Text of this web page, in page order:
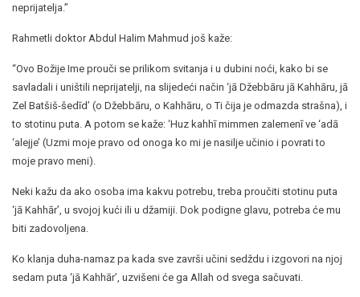
neprijatelja.”
Rahmetli doktor Abdul Halim Mahmud još kaže:
“Ovo Božije Ime prouči se prilikom svitanja i u dubini noći, kako bi se
savladali i uništili neprijatelji, na slijedeći način ‘jā Džebbāru jā Kahhāru, jā
Zel Batšiš-šedīd’ (o Džebbāru, o Kahhāru, o Ti čija je odmazda strašna), i
to stotinu puta. A potom se kaže: ‘Huz kahhī mimmen zalemenī ve ‘adā
‘alejje’ (Uzmi moje pravo od onoga ko mi je nasilje učinio i povrati to
moje pravo meni).
Neki kažu da ako osoba ima kakvu potrebu, treba proučiti stotinu puta
‘jā Kahhār’, u svojoj kući ili u džamiji. Dok podigne glavu, potreba će mu
biti zadovoljena.
Ko klanja duha-namaz pa kada sve završi učini sedždu i izgovori na njoj
sedam puta ‘jā Kahhār’, uzvišeni će ga Allah od svega sačuvati.